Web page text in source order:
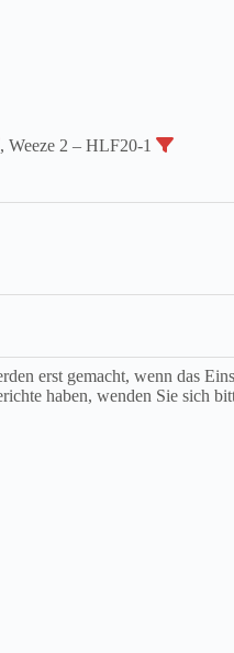
, Weeze 2 – HLF20-1
erst gemacht, wenn das
haben, wenden Sie sich